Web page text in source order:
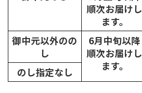
順次お届けし
ます。
御中元以外のの
し
6月中旬以降
順次お届けし
ます。
のし指定なし